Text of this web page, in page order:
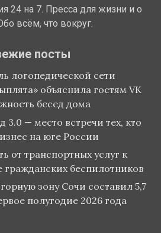
24 на 7. Пресса для жизни и о
всём, что вокруг.
посты
логопедической сети
объяснила гостям VK
бесед дома
— место встречи тех, кто
на юге России
от транспортных услуг к
гражданских беспилотников
зону Сочи составил 5,7
полугодие 2026 года